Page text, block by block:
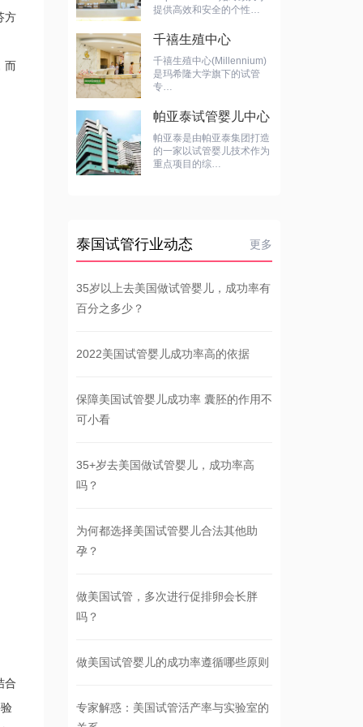
方
而
合
提供高效和安全的个性…
千禧生殖中心
千禧生殖中心(Millennium)
是玛希隆大学旗下的试管
专…
帕亚泰试管婴儿中心
帕亚泰是由帕亚泰集团打造
的一家以试管婴儿技术作为
重点项目的综…
泰国试管行业动态 更多
35岁以上去美国做试管婴儿，成功率有
百分之多少？
2022美国试管婴儿成功率高的依据
保障美国试管婴儿成功率 囊胚的作用不
可小看
35+岁去美国做试管婴儿，成功率高
吗？
为何都选择美国试管婴儿合法其他助
孕？
做美国试管，多次进行促排卵会长胖
吗？
做美国试管婴儿的成功率遵循哪些原则
专家解惑：美国试管活产率与实验室的